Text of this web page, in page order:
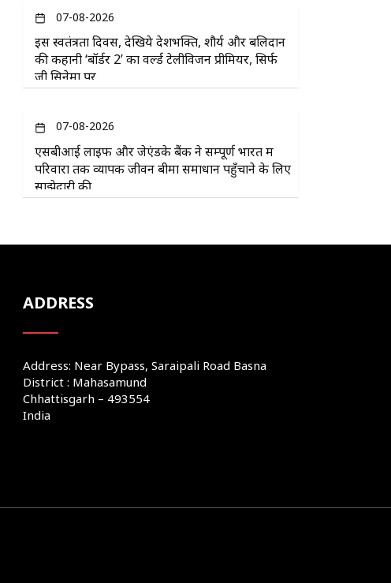
07-08-2026
इस स्वतंत्रता दिवस, देखिये देशभक्ति, शौर्य और बलिदान
की कहानी ‘बॉर्डर 2’ का वर्ल्ड टेलीविजन प्रीमियर, सिर्फ
ज़ी सिनेमा पर
07-08-2026
एसबीआई लाइफ और जेएंडके बैंक ने सम्पूर्ण भारत में
परिवारों तक व्यापक जीवन बीमा समाधान पहुँचाने के लिए
साझेदारी की
ADDRESS
Address: Near Bypass, Saraipali Road Basna
District : Mahasamund
Chhattisgarh – 493554
India